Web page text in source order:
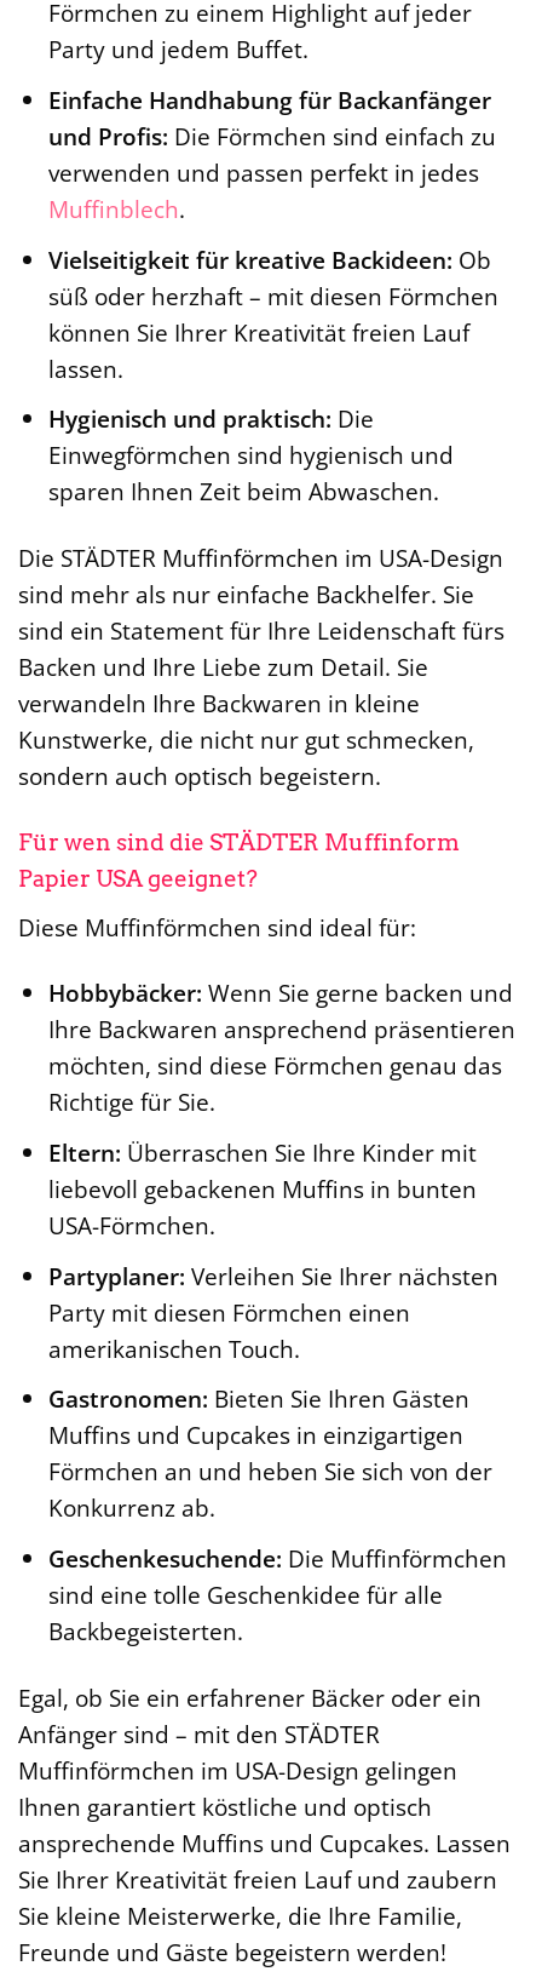
Förmchen zu einem Highlight auf jeder
Party und jedem Buffet.
Einfache Handhabung für Backanfänger
und Profis: Die Förmchen sind einfach zu
verwenden und passen perfekt in jedes
Muffinblech.
Vielseitigkeit für kreative Backideen: Ob
süß oder herzhaft – mit diesen Förmchen
können Sie Ihrer Kreativität freien Lauf
lassen.
Hygienisch und praktisch: Die
Einwegförmchen sind hygienisch und
sparen Ihnen Zeit beim Abwaschen.
Die STÄDTER Muffinförmchen im USA-Design
sind mehr als nur einfache Backhelfer. Sie
sind ein Statement für Ihre Leidenschaft fürs
Backen und Ihre Liebe zum Detail. Sie
verwandeln Ihre Backwaren in kleine
Kunstwerke, die nicht nur gut schmecken,
sondern auch optisch begeistern.
Für wen sind die STÄDTER Muffinform
Papier USA geeignet?
Diese Muffinförmchen sind ideal für:
Hobbybäcker: Wenn Sie gerne backen und
Ihre Backwaren ansprechend präsentieren
möchten, sind diese Förmchen genau das
Richtige für Sie.
Eltern: Überraschen Sie Ihre Kinder mit
liebevoll gebackenen Muffins in bunten
USA-Förmchen.
Partyplaner: Verleihen Sie Ihrer nächsten
Party mit diesen Förmchen einen
amerikanischen Touch.
Gastronomen: Bieten Sie Ihren Gästen
Muffins und Cupcakes in einzigartigen
Förmchen an und heben Sie sich von der
Konkurrenz ab.
Geschenkesuchende: Die Muffinförmchen
sind eine tolle Geschenkidee für alle
Backbegeisterten.
Egal, ob Sie ein erfahrener Bäcker oder ein
Anfänger sind – mit den STÄDTER
Muffinförmchen im USA-Design gelingen
Ihnen garantiert köstliche und optisch
ansprechende Muffins und Cupcakes. Lassen
Sie Ihrer Kreativität freien Lauf und zaubern
Sie kleine Meisterwerke, die Ihre Familie,
Freunde und Gäste begeistern werden!